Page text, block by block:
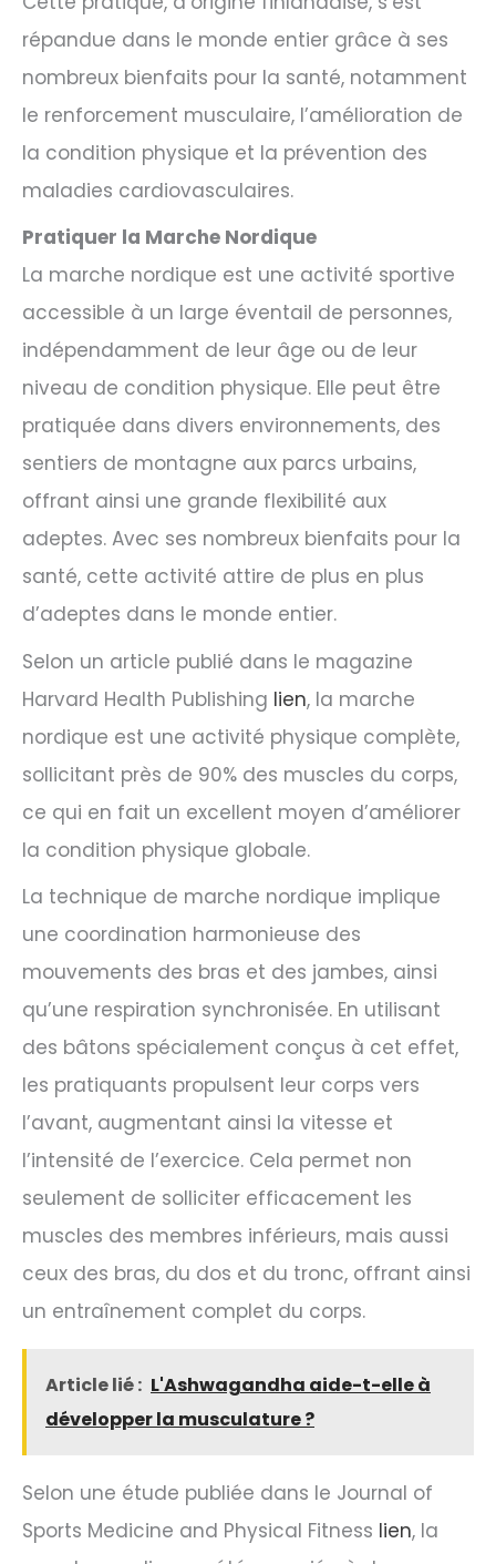
répandue dans le monde entier grâce à ses
nombreux bienfaits pour la santé, notamment
le renforcement musculaire, l’amélioration de
la condition physique et la prévention des
maladies cardiovasculaires.
Pratiquer la Marche Nordique
La marche nordique est une activité sportive
accessible à un large éventail de personnes,
indépendamment de leur âge ou de leur
niveau de condition physique. Elle peut être
pratiquée dans divers environnements, des
sentiers de montagne aux parcs urbains,
offrant ainsi une grande flexibilité aux
adeptes. Avec ses nombreux bienfaits pour la
santé, cette activité attire de plus en plus
d’adeptes dans le monde entier.
Selon un article publié dans le magazine
Harvard Health Publishing lien, la marche
nordique est une activité physique complète,
sollicitant près de 90% des muscles du corps,
ce qui en fait un excellent moyen d’améliorer
la condition physique globale.
La technique de marche nordique implique
une coordination harmonieuse des
mouvements des bras et des jambes, ainsi
qu’une respiration synchronisée. En utilisant
des bâtons spécialement conçus à cet effet,
les pratiquants propulsent leur corps vers
l’avant, augmentant ainsi la vitesse et
l’intensité de l’exercice. Cela permet non
seulement de solliciter efficacement les
muscles des membres inférieurs, mais aussi
ceux des bras, du dos et du tronc, offrant ainsi
un entraînement complet du corps.
Article lié : L'Ashwagandha aide-t-elle à
développer la musculature ?
Selon une étude publiée dans le Journal of
Sports Medicine and Physical Fitness lien, la